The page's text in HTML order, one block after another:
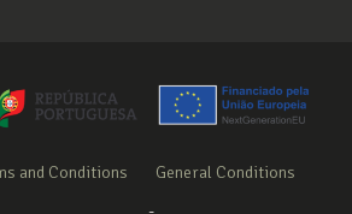
and Conditions General Conditions